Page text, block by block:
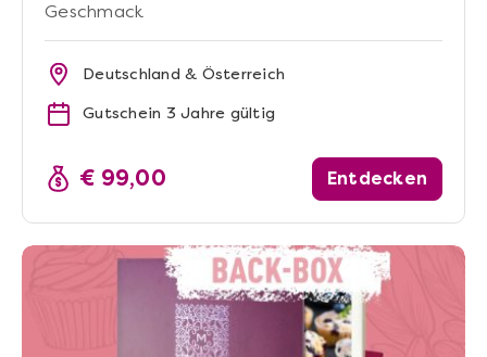
Geschmack
Deutschland & Österreich
Gutschein 3 Jahre gültig
€ 99,00 Entdecken